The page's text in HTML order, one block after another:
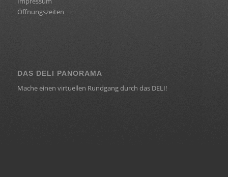
Öffnungszeiten
DAS DELI PANORAMA
Mache einen virtuellen Rundgang durch das DELI!